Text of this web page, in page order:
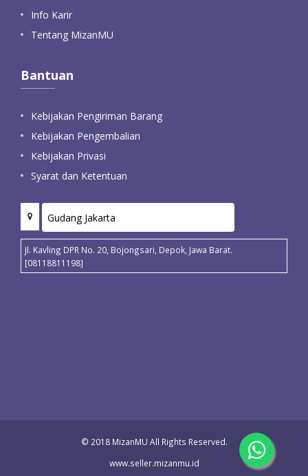
Info Karir
Tentang MizanMU
Bantuan
Kebijakan Pengiriman Barang
Kebijakan Pengembalian
Kebijakan Privasi
Syarat dan Ketentuan
Jl. Kavling DPR No. 20, Bojongsari, Depok, Jawa Barat.
[08118811198]
© 2018 MizanMU All Rights Reserved.
www.seller.mizanmu.id